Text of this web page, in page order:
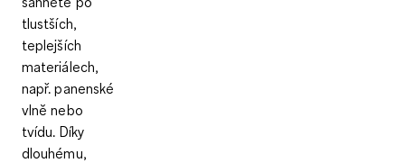
tlustších,
teplejších
materiálech,
např. panenské
vlně nebo
tvídu. Díky
dlouhému,